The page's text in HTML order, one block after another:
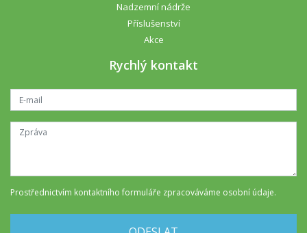
Nadzemní nádrže
Příslušenství
Akce
Rychlý kontakt
Prostřednictvím kontaktního formuláře zpracováváme osobní údaje.